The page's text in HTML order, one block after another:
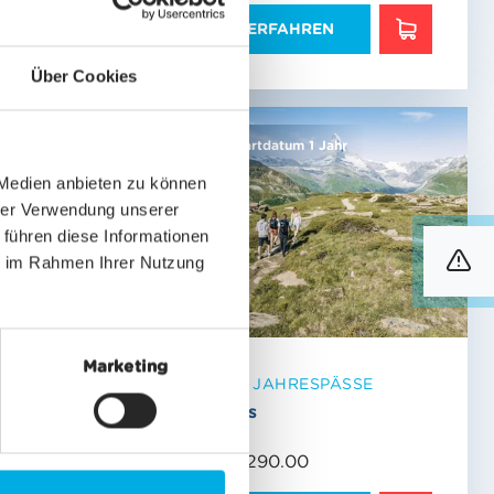
Über Cookies
anbieten zu können
Verwendung unserer
diese Informationen
Rahmen Ihrer Nutzung
Marketing
MEHR ERFAHREN MEHR
ab Startdatum 1 Jahr
SAISON- & JAHRESPÄSSE
Jahrespass
ab CHF 2’290.00